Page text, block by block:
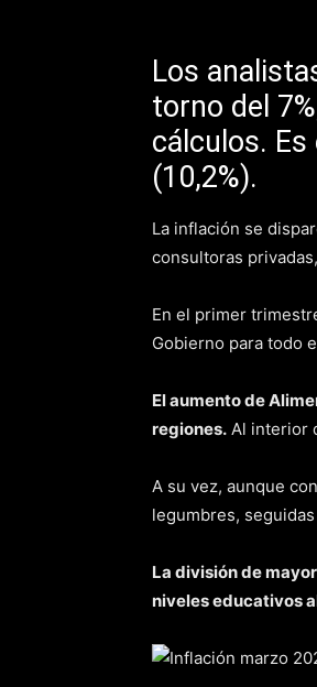
Los
torno del
cálculos.
(10,2%).
La inflación se
consultoras
En el primer
Gobierno para todo
El aumento de
regiones. Al interior
A su vez, aunque
legumbres,
La división de
niveles educativos